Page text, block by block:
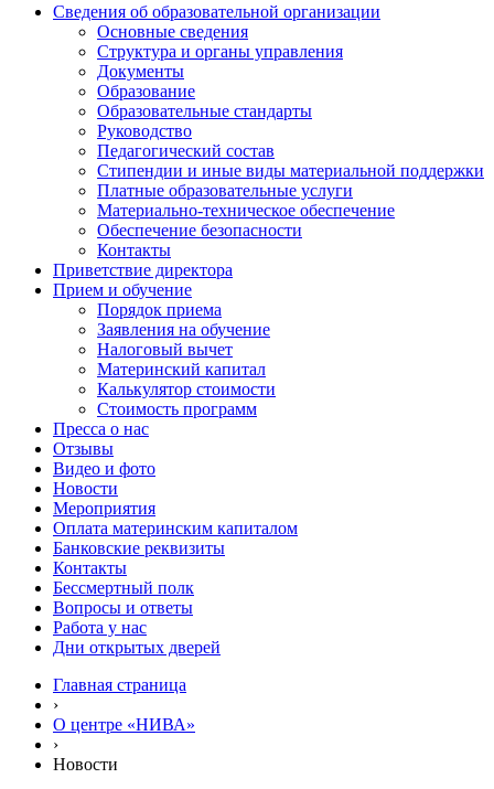
Сведения об образовательной организации
Основные сведения
Структура и органы управления
Документы
Образование
Образовательные стандарты
Руководство
Педагогический состав
Стипендии и иные виды материальной поддержки
Платные образовательные услуги
Материально-техническое обеспечение
Обеспечение безопасности
Контакты
Приветствие директора
Прием и обучение
Порядок приема
Заявления на обучение
Налоговый вычет
Материнский капитал
Калькулятор стоимости
Стоимость программ
Пресса о нас
Отзывы
Видео и фото
Новости
Мероприятия
Оплата материнским капиталом
Банковские реквизиты
Контакты
Бессмертный полк
Вопросы и ответы
Работа у нас
Дни открытых дверей
Главная страница
›
О центре «НИВА»
›
Новости